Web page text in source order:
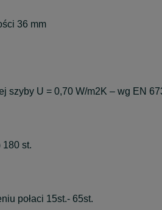
36 mm
szyby U = 0,70 W/m2K – wg EN
180 st.
połaci 15st.- 65st.